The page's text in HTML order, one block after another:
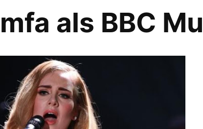
Fila
als BBC